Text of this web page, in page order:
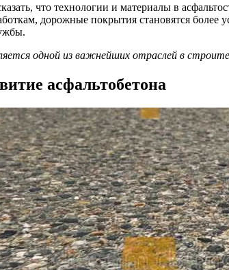
что технологии и материалы в
дорожные покрытия становятся
одной из важнейших отраслей в
асфальтобетона